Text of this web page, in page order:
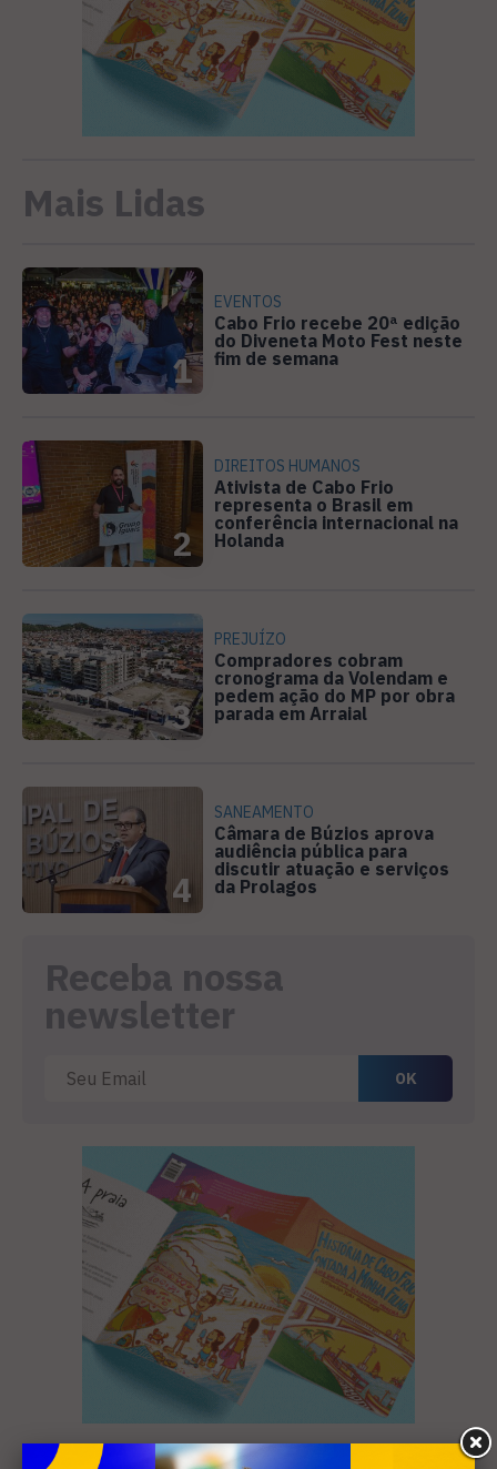
Mais Lidas
1
EVENTOS
Cabo Frio recebe 20ª edição
do Diveneta Moto Fest neste
fim de semana
2
DIREITOS HUMANOS
Ativista de Cabo Frio
representa o Brasil em
conferência internacional na
Holanda
3
PREJUÍZO
Compradores cobram
cronograma da Volendam e
pedem ação do MP por obra
parada em Arraial
4
SANEAMENTO
Câmara de Búzios aprova
audiência pública para
discutir atuação e serviços
da Prolagos
Receba nossa
newsletter